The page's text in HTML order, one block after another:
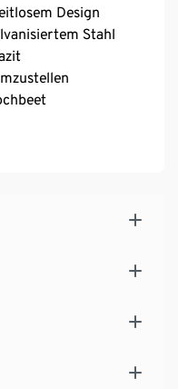
Design
Stahl
und